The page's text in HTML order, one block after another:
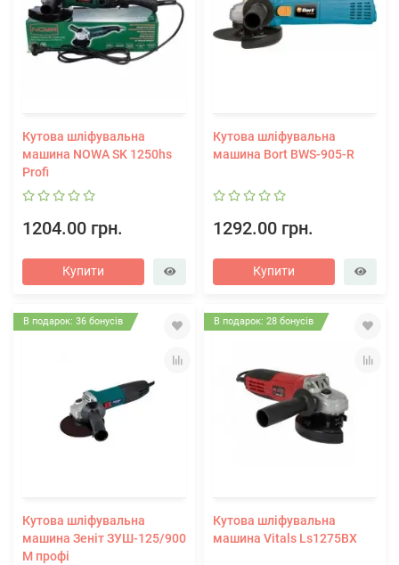
Кутова шліфувальна
машина NOWA SK 1250hs
Profi
1204.00 грн.
Купити
Кутова шліфувальна
машина Bort BWS-905-R
1292.00 грн.
Купити
В подарок: 36 бонусів
Кутова шліфувальна
машина Зеніт ЗУШ-125/900
М профі
В подарок: 28 бонусів
Кутова шліфувальна
машина Vitals Ls1275BX